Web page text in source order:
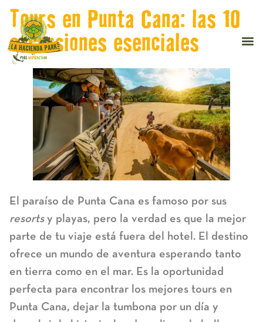
Tours en Punta Cana: las 10
excursiones esenciales
El paraíso de Punta Cana es famoso por sus
resortsy playas, pero la verdad es que la mejor
parte de tu viaje está fuera del hotel. El destino
ofrece un mundo de aventura esperando tanto
en tierra como en el mar. Es la oportunidad
perfecta para encontrar los mejores tours en
Punta Cana, dejar la tumbona por un día y